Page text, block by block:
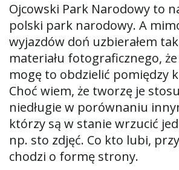
Ojcowski Park Narodowy to
polski park narodowy. A
wyjazdów doń uzbierałem
materiału fotograficznego,
mogę to obdzielić pomiędzy
Choć wiem, że tworzę je
niedługie w porównaniu
którzy są w stanie wrzucić
np. sto zdjęć. Co kto lubi,
chodzi o formę strony.